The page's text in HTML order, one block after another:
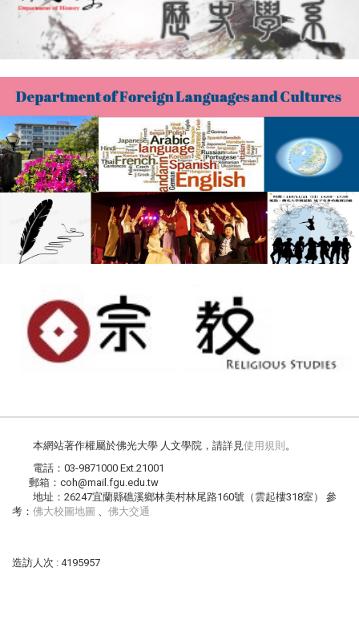
本網站著作權屬於佛光大學 人文學院，請詳見使用規則 。
電話：03-9871000 Ext.21001
郵箱：coh@mail.fgu.edu.tw
地址：26247宜蘭縣礁溪鄉林美村林尾路160號（雲起樓318室） 參
考： 佛大校圖地圖 、 佛大交通
造訪人次 : 4195957